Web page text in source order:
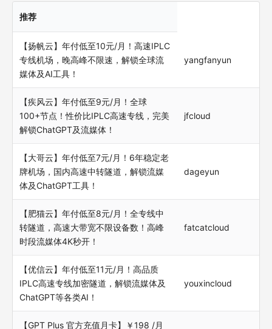
推荐
【扬帆云】年付低至10元/月！高速IPLC
专线机场，晚高峰不限速，解锁全球流
媒体及AI工具！
yangfanyun
【疾风云】年付低至9元/月！全球
100+节点！性价比IPLC高速专线，完美
解锁ChatGPT及流媒体！
jfcloud
【大哥云】年付低至7元/月！6年稳定老
牌机场，国内高速中转隧道，解锁流媒
体及ChatGPT工具！
dageyun
【肥猫云】年付低至8元/月！全专线中
转隧道，高速大带宽不限设备数！高峰
时段流媒体4K秒开！
fatcatcloud
【优信云】年付低至11元/月！高品质
IPLC高速专线加密隧道，解锁流媒体及
ChatGPT等各类AI！
youxincloud
【GPT Plus 官方充值月卡】￥198 /月